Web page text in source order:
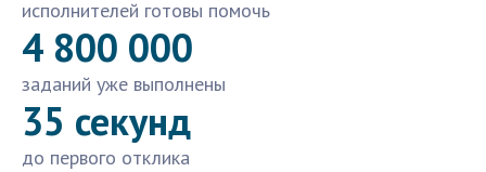
исполнителей готовы помочь
4 800 000
заданий уже выполнены
35 секунд
до первого отклика